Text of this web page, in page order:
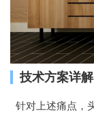
技术方案详解
针对上述痛点，